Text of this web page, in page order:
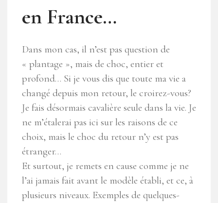
en France…
Dans mon cas, il n’est pas question de
« plantage », mais de choc, entier et
profond… Si je vous dis que toute ma vie a
changé depuis mon retour, le croirez-vous?
Je fais désormais cavalière seule dans la vie. Je
ne m’étalerai pas ici sur les raisons de ce
choix, mais le choc du retour n’y est pas
étranger…
Et surtout, je remets en cause comme je ne
l’ai jamais fait avant le modèle établi, et ce, à
plusieurs niveaux. Exemples de quelques-